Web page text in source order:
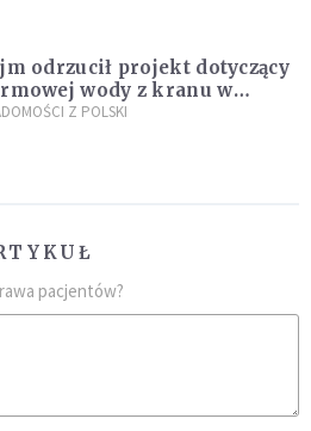
odrzucił projekt dotyczący
wody z kranu w
Z POLSKI
pacjentów?